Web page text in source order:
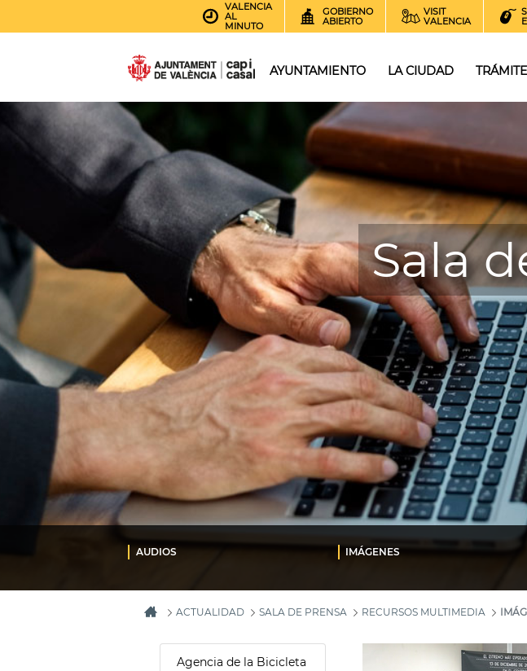
VALENCIA
AL
MINUTO
GOBIERNO
ABIERTO
VISIT
VALENCIA
AYUNTAMIENTO LA CIUDAD
Sala
AUDIOS IMÁGENES
ACTUALIDAD SALA DE PRENSA RECURSOS MULTIMEDIA
Agencia de la Bicicleta